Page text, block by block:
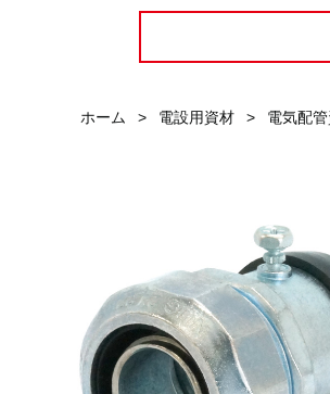
ホーム > 電設用資材 > 電気配